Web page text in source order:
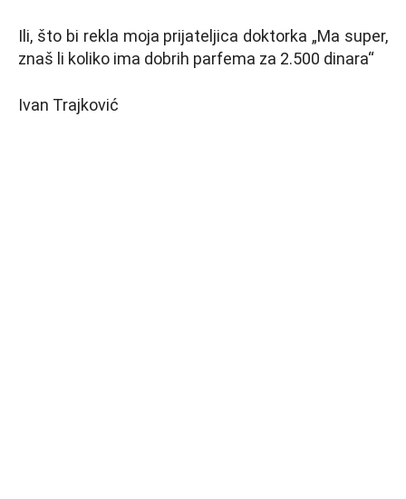
Ili, što bi rekla moja prijateljica doktorka „Ma super,
znaš li koliko ima dobrih parfema za 2.500 dinara“
Ivan Trajković